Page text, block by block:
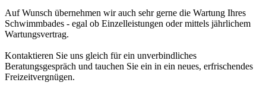
Auf Wunsch übernehmen wir auch sehr gerne die Wartung Ihres
Schwimmbades - egal ob Einzelleistungen oder mittels jährlichem
Wartungsvertrag.
Kontaktieren Sie uns gleich für ein unverbindliches
Beratungsgespräch und tauchen Sie ein in ein neues, erfrischendes
Freizeitvergnügen.